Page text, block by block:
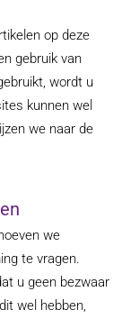
op deze
gebruik van
wordt u
kunnen wel
we naar de
we
te vragen.
u geen bezwaar
wel hebben,